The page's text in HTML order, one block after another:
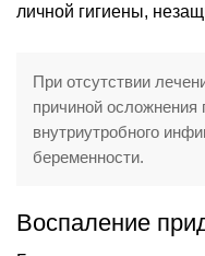
личной гигиены,
При отсутствии
причиной
внутриутробного
беременности.
Воспаление